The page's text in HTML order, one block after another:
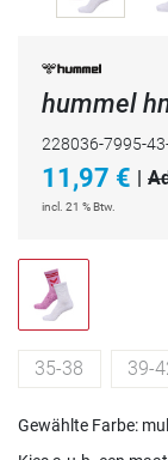
hummel
228036-7995-
11,97 € |
incl. 21 % Btw.
35-38 39-
Gewählte Farbe: